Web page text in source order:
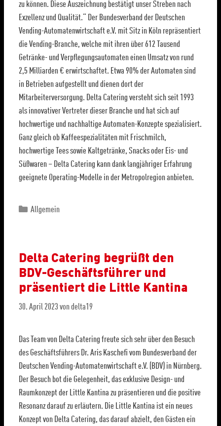
zu können. Diese Auszeichnung bestätigt unser Streben nach
Exzellenz und Qualität.“ Der Bundesverband der Deutschen
Vending-Automatenwirtschaft e.V. mit Sitz in Köln repräsentiert
die Vending-Branche, welche mit ihren über 612 Tausend
Getränke- und Verpflegungsautomaten einen Umsatz von rund
2,5 Milliarden € erwirtschaftet. Etwa 90% der Automaten sind
in Betrieben aufgestellt und dienen dort der
Mitarbeiterversorgung. Delta Catering versteht sich seit 1993
als innovativer Vertreter dieser Branche und hat sich auf
hochwertige und nachhaltige Automaten-Konzepte spezialisiert.
Ganz gleich ob Kaffeespezialitäten mit Frischmilch,
hochwertige Tees sowie Kaltgetränke, Snacks oder Eis- und
Süßwaren – Delta Catering kann dank langjähriger Erfahrung
geeignete Operating-Modelle in der Metropolregion anbieten.
Allgemein
Delta Catering begrüßt den
BDV-Geschäftsführer und
präsentiert die Little Kantina
30. April 2023vondelta19
Das Team von Delta Catering freute sich sehr über den Besuch
des Geschäftsführers Dr. Aris Kaschefi vom Bundesverband der
Deutschen Vending-Automatenwirtschaft e.V. (BDV) in Nürnberg.
Der Besuch bot die Gelegenheit, das exklusive Design- und
Raumkonzept der Little Kantina zu präsentieren und die positive
Resonanz darauf zu erläutern. Die Little Kantina ist ein neues
Konzept von Delta Catering, das darauf abzielt, den Gästen ein